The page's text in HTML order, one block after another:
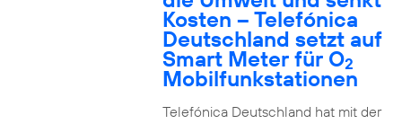
Kosten – Telefónica
Deutschland setzt auf
Smart Meter für O2
Mobilfunkstationen
Telefónica Deutschland hat mit der